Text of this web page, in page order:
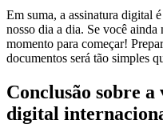
Em suma, a assinatura digital
nosso dia a dia. Se você
momento para começar!
documentos será tão simples
Conclusão sobre
digital